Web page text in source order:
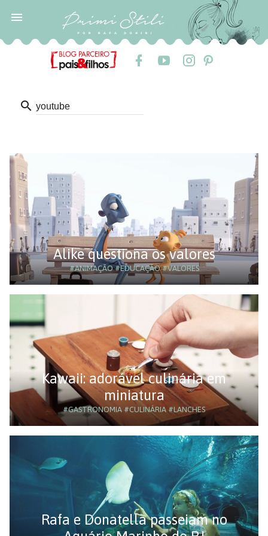

search
Alike questiona os valores
#ANIMAÇÃO#EDUCAÇÃO#VALORES
Kawaii: adorável culinária em
miniatura
#GASTRONOMIA #CULINÁRIA #LANCHES
Rafa e Donatella passeiam no